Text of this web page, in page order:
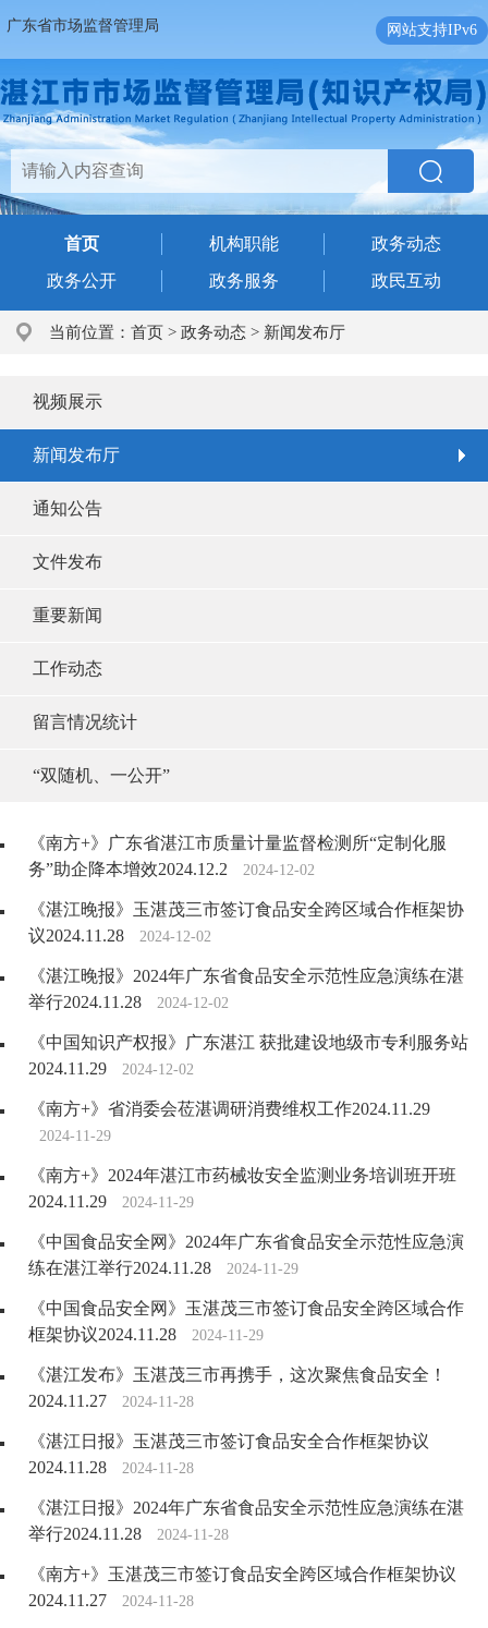
广东省市场监督管理局 网站支持IPv6
首页 机构职能
政务动态
政务公开
政务服务 政民互动
当前位置： 首页 > 政务动态 > 新闻发布厅
视频展示
新闻发布厅
通知公告
文件发布
重要新闻
工作动态
留言情况统计
“双随机、一公开”
《南方+》广东省湛江市质量计量监督检测所“定制化服
务”助企降本增效2024.12.2
2024-12-02
《湛江晚报》玉湛茂三市签订食品安全跨区域合作框架协
议2024.11.28
2024-12-02
《湛江晚报》2024年广东省食品安全示范性应急演练在湛
举行2024.11.28
2024-12-02
《中国知识产权报》广东湛江 获批建设地级市专利服务站
2024.11.29
2024-12-02
《南方+》省消委会莅湛调研消费维权工作2024.11.29
2024-11-29
《南方+》2024年湛江市药械妆安全监测业务培训班开班
2024.11.29
2024-11-29
《中国食品安全网》2024年广东省食品安全示范性应急演
练在湛江举行2024.11.28
2024-11-29
《中国食品安全网》玉湛茂三市签订食品安全跨区域合作
框架协议2024.11.28
2024-11-29
《湛江发布》玉湛茂三市再携手，这次聚焦食品安全！
2024.11.27
2024-11-28
《湛江日报》玉湛茂三市签订食品安全合作框架协议
2024.11.28
2024-11-28
《湛江日报》2024年广东省食品安全示范性应急演练在湛
举行2024.11.28
2024-11-28
《南方+》玉湛茂三市签订食品安全跨区域合作框架协议
2024.11.27
2024-11-28